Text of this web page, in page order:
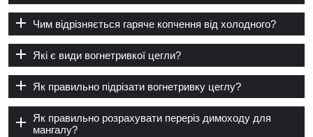
Чим відрізняється гаряче копчення від холодного?
Які є види вогнетривкої цегли?
Як правильно підрізати вогнетривку цеглу?
Як правильно розрахувати переріз димоходу для
мангалу?